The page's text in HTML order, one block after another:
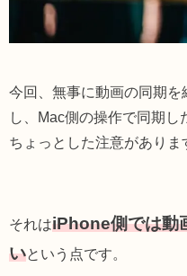
今回、無事に動画の同期
し、Mac側の操作で同期し
ちょっとした注意がありま
それはiPhone側では動
いという点です。